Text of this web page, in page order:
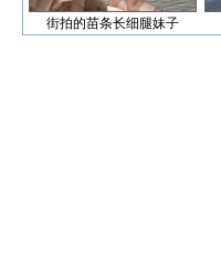
街拍的苗条长细腿妹子